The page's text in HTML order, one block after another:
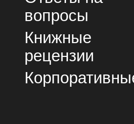
вопросы
Книжные
рецензии